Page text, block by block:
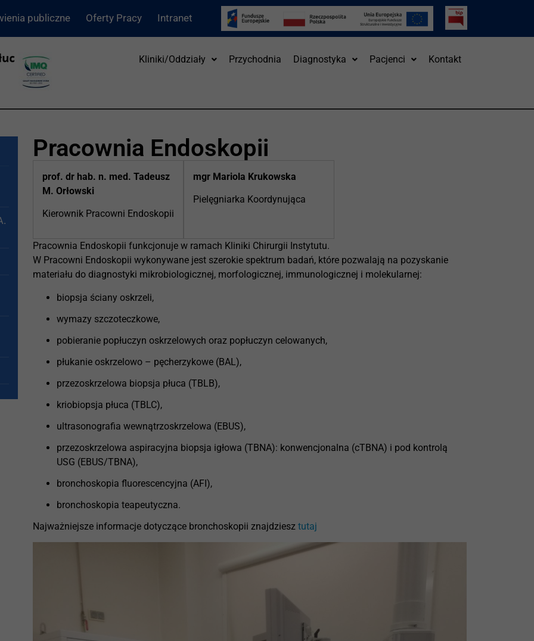
publiczne Oferty Pracy Intranet
Kliniki/Oddziały Przychodnia Diagnostyka Pacjenci Kontakt
Pracownia Endoskopii
prof. dr hab. n. med. Tadeusz
M. Orłowski
Kierownik Pracowni Endoskopii
mgr Mariola Krukowska
Pielęgniarka Koordynująca
Pracownia Endoskopii funkcjonuje w ramach Kliniki Chirurgii Instytutu.
W Pracowni Endoskopii wykonywane jest szerokie spektrum badań, które pozwalają na pozyskanie
materiału do diagnostyki mikrobiologicznej, morfologicznej, immunologicznej i molekularnej:
biopsja ściany oskrzeli,
wymazy szczoteczkowe,
pobieranie popłuczyn oskrzelowych oraz popłuczyn celowanych,
płukanie oskrzelowo – pęcherzykowe (BAL),
przezoskrzelowa biopsja płuca (TBLB),
kriobiopsja płuca (TBLC),
ultrasonografia wewnątrzoskrzelowa (EBUS),
przezoskrzelowa aspiracyjna biopsja igłowa (TBNA): konwencjonalna (cTBNA) i pod kontrolą
USG (EBUS/TBNA),
bronchoskopia fluorescencyjna (AFI),
bronchoskopia teapeutyczna.
Najważniejsze informacje dotyczące bronchoskopii znajdziesztutaj